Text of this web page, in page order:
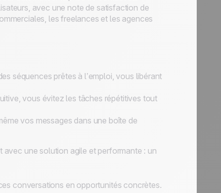
avec une note de satisfaction de
les freelances et les agences
séquences prêtes à l’emploi, vous libérant
vous évitez les tâches répétitives tout
vos messages dans une boîte de
une solution agile et performante : un
conversations en opportunités concrètes.